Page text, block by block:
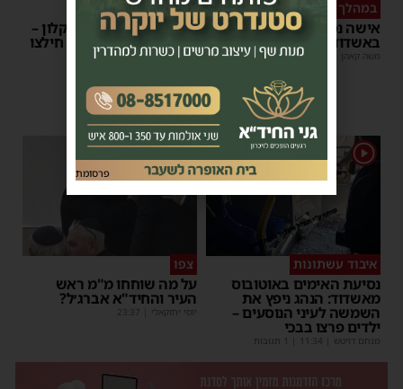
במהלך העבודה
אישה נפלה מסולם במחסן
באשדוד
משה קאהן
צפו
תינוק ננעל ברכב באשקלון –
המתנדבים האשדודים חילצו
אותו בשלום
1
איבוד עשתונות
נסיעת האימים באוטובוס
מאשדוד: הנהג ניפץ את
השמשה לעיני הנוסעים –
ילדים פרצו בבכי
מנחם דויטש 11:34
1
צפו
על מה שוחחו מ"מ ראש
העיר והחיד"א אברג׳ל?
יוסי יחזקאלי 23:37
פרסומת